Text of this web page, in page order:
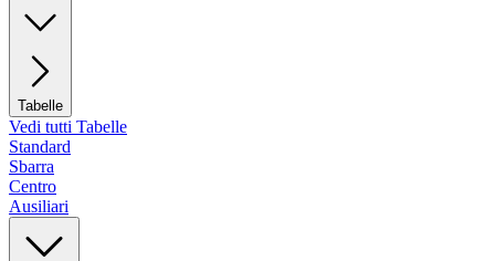
Tabelle
Vedi tutti Tabelle
Standard
Sbarra
Centro
Ausiliari